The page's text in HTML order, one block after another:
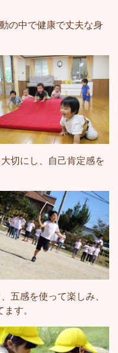
の中で健康で丈夫な身
切にし、自己肯定感を
五感を使って楽しみ、
す。